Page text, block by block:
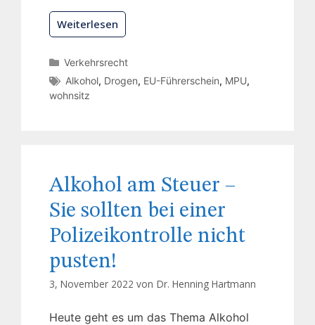
Weiterlesen
Verkehrsrecht
Alkohol, Drogen, EU-Führerschein, MPU,
wohnsitz
Alkohol am Steuer –
Sie sollten bei einer
Polizeikontrolle nicht
pusten!
3, November 2022 von Dr. Henning Hartmann
Heute geht es um das Thema Alkohol